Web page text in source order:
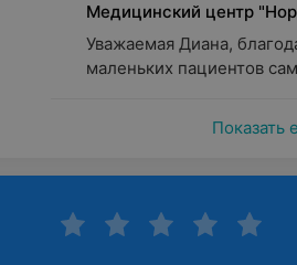
Медицинский центр
Уважаемая Диана,
маленьких пациентов
Показать